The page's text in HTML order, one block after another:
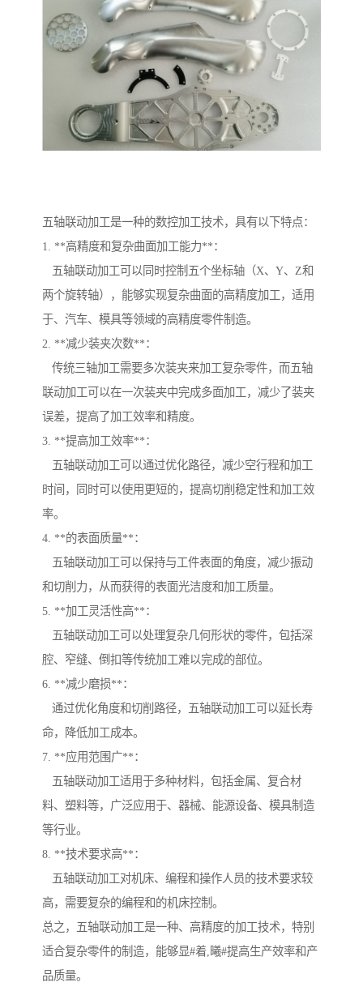
五轴联动加工是一种的数控加工技术，具有以下特点：
1. **高精度和复杂曲面加工能力**：
五轴联动加工可以同时控制五个坐标轴（X、Y、Z和
两个旋转轴），能够实现复杂曲面的高精度加工，适用
于、汽车、模具等领域的高精度零件制造。
2. **减少装夹次数**：
传统三轴加工需要多次装夹来加工复杂零件，而五轴
联动加工可以在一次装夹中完成多面加工，减少了装夹
误差，提高了加工效率和精度。
3. **提高加工效率**：
五轴联动加工可以通过优化路径，减少空行程和加工
时间，同时可以使用更短的，提高切削稳定性和加工效
率。
4. **的表面质量**：
五轴联动加工可以保持与工件表面的角度，减少振动
和切削力，从而获得的表面光洁度和加工质量。
5. **加工灵活性高**：
五轴联动加工可以处理复杂几何形状的零件，包括深
腔、窄缝、倒扣等传统加工难以完成的部位。
6. **减少磨损**：
通过优化角度和切削路径，五轴联动加工可以延长寿
命，降低加工成本。
7. **应用范围广**：
五轴联动加工适用于多种材料，包括金属、复合材
料、塑料等，广泛应用于、器械、能源设备、模具制造
等行业。
8. **技术要求高**：
五轴联动加工对机床、编程和操作人员的技术要求较
高，需要复杂的编程和的机床控制。
总之，五轴联动加工是一种、高精度的加工技术，特别
适合复杂零件的制造，能够显#着,曦#提高生产效率和产
品质量。